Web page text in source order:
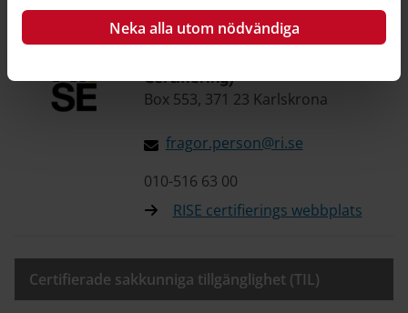
Neka alla utom nödvändiga
Certifierade sakkunniga kulturvärden (KUL)
Certifiering)
Box 553, 371 23 Karlskrona
fragor.person@ri.se
010-516 63 00
RISE certifierings webbplats
Certifierade sakkunniga tillgänglighet (TIL)